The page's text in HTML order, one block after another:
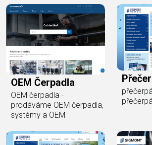
OEM Čerpadla
OEM čerpadla -
prodáváme OEM čerpadla,
systémy a OEM